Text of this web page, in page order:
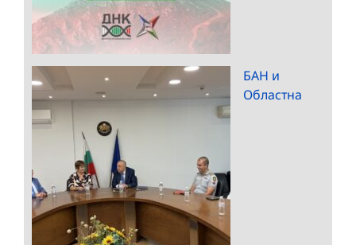
БАН и
Областна